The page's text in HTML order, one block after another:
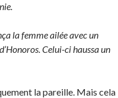
la femme ailée avec un
Celui-ci haussa un
la pareille. Mais cela